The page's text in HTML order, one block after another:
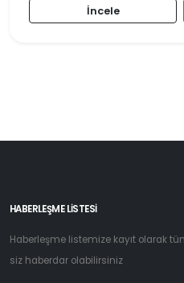
İncele
HABERLEŞME LİSTESİ
Haberleşme listemize kayıt olarak
siz haberdar olabilirsiniz